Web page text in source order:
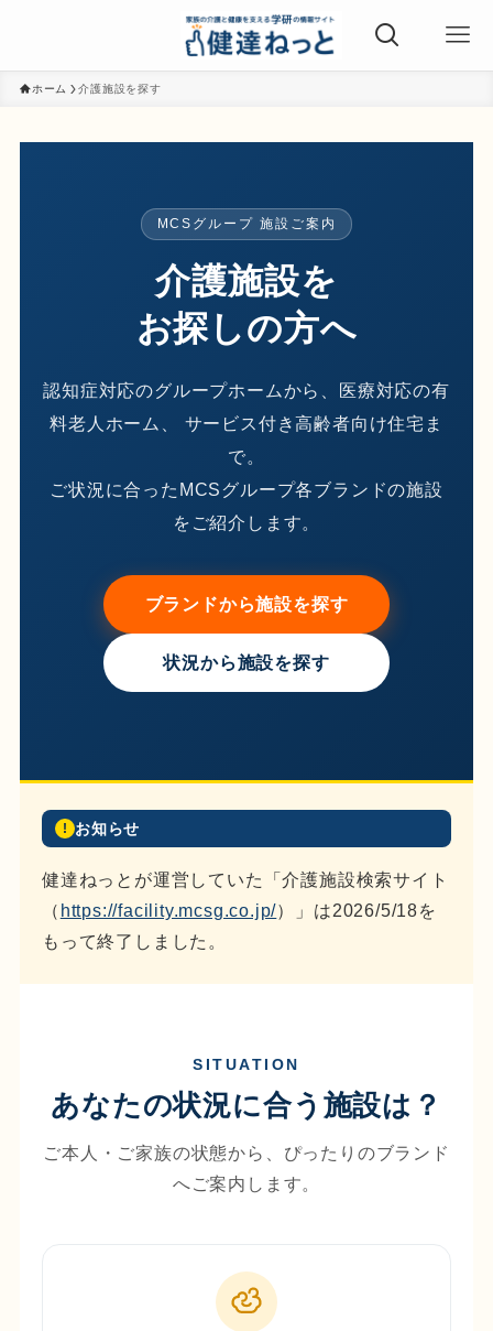
ホーム 介護施設を探す
MCSグループ 施設ご案内
介護施設を
お探しの方へ
認知症対応のグループホームから、医療対応の有
料老人ホーム、
サービス付き高齢者向け住宅ま
で。
ご状況に合ったMCSグループ各ブランドの施設
をご紹介します。
ブランドから施設を探す
状況から施設を探す
! お知らせ
健達ねっとが運営していた「介護施設検索サイト
（ https://facility.mcsg.co.jp/）」は2026/5/18を
もって終了しました。
SITUATION
あなたの状況に合う施設は？
ご本人・ご家族の状態から、ぴったりのブランド
へご案内します。